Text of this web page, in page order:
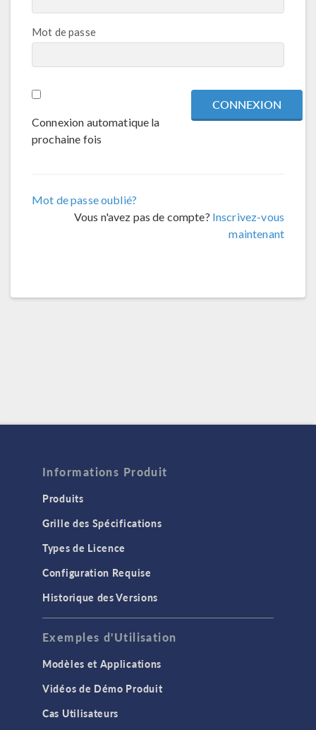
Mot de passe
Connexion automatique la
prochaine fois
Mot de passe oublié?
Vous n'avez pas de compte? Inscrivez-vous
maintenant
Informations Produit
Produits
Grille des Spécifications
Types de Licence
Configuration Requise
Historique des Versions
Exemples d'Utilisation
Modèles et Applications
Vidéos de Démo Produit
Cas Utilisateurs